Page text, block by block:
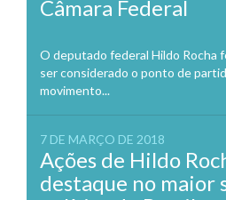
Câmara Federal
O deputado federal Hildo Rocha
ser considerado o ponto de
movimento...
7 DE MARÇO DE 2018
Ações de Hildo
destaque no maior